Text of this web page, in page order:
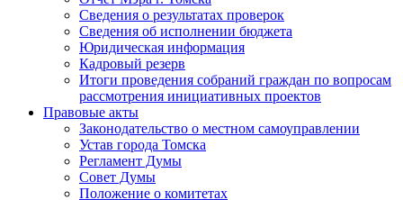
Сведения о результатах проверок
Сведения об исполнении бюджета
Юридическая информация
Кадровый резерв
Итоги проведения собраний граждан по вопросам
рассмотрения инициативных проектов
Правовые акты
Законодательство о местном самоуправлении
Устав города Томска
Регламент Думы
Совет Думы
Положение о комитетах